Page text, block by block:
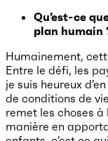
Qu’est-ce
plan humain
Humainement,
Entre le défi, les
je suis heureux
de conditions de
remet les choses
manière en